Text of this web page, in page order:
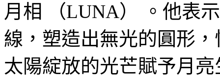
月相 （LUNA） 。他表
線，塑造出無光的圓形
太陽綻放的光芒賦予月